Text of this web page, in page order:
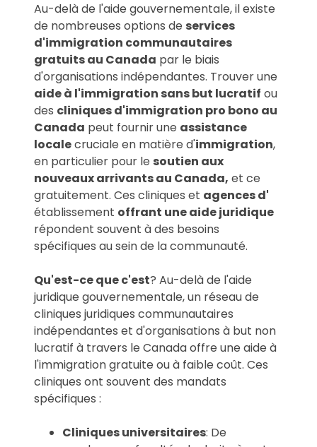
Au-delà de l'aide gouvernementale, il existe
de nombreuses options de services
d'immigration communautaires
gratuits au Canada par le biais
d'organisations indépendantes. Trouver une
aide à l'immigration sans but lucratif ou
des cliniques d'immigration pro bono au
Canada peut fournir une assistance
localecruciale en matière d'immigration,
en particulier pour le soutien aux
nouveaux arrivants au Canada, et ce
gratuitement. Ces cliniques et agences d'
établissement offrant une aide juridique
répondent souvent à des besoins
spécifiques au sein de la communauté.
Qu'est-ce que c'est? Au-delà de l'aide
juridique gouvernementale, un réseau de
cliniques juridiques communautaires
indépendantes et d'organisations à but non
lucratif à travers le Canada offre une aide à
l'immigration gratuite ou à faible coût. Ces
cliniques ont souvent des mandats
spécifiques :
Cliniques universitaires: De